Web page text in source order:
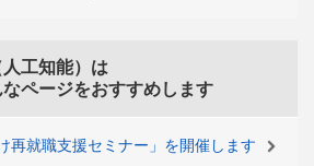
工知能）は
なページをおすすめします
再就職支援セミナー」を開催します